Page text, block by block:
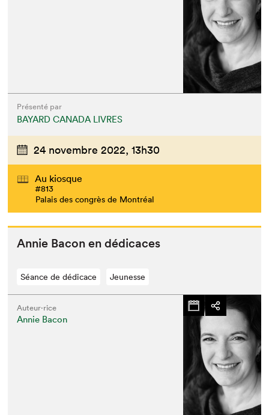
Présenté par
BAYARD CANADA LIVRES
24 novembre 2022, 13h30
Au kiosque
#813
Palais des congrès de Montréal
Annie Bacon en dédicaces
Séance de dédicace Jeunesse
Auteur·rice
Annie Bacon